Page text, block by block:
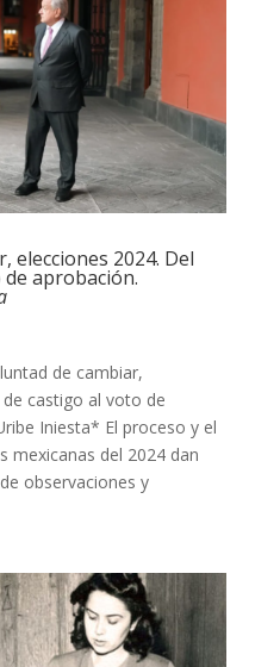
elecciones 2024. Del
aprobación.
de cambiar,
castigo al voto de
Iniesta* El proceso y el
mexicanas del 2024 dan
observaciones y